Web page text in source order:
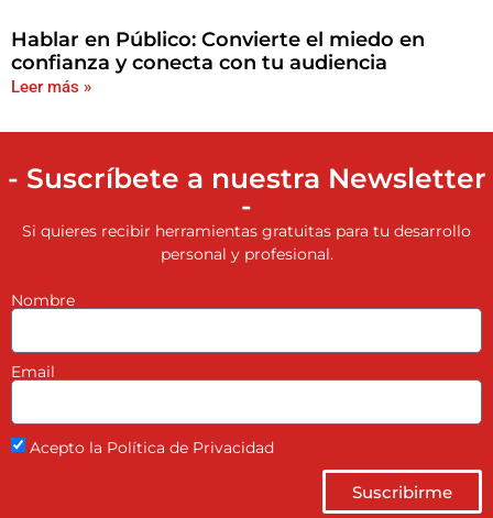
Hablar en Público: Convierte el miedo en
confianza y conecta con tu audiencia
Leer más »
- Suscríbete a nuestra Newsletter
-
Si quieres recibir herramientas gratuitas para tu desarrollo
personal y profesional.
Nombre
Email
Acepto la Política de Privacidad
Suscribirme